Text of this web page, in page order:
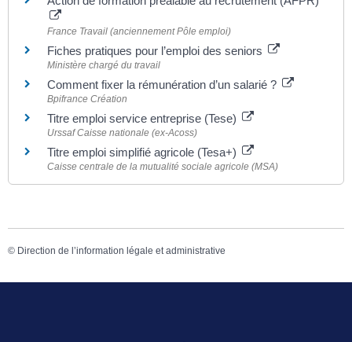
France Travail (anciennement Pôle emploi)
Fiches pratiques pour l’emploi des seniors
Ministère chargé du travail
Comment fixer la rémunération d’un salarié ?
Bpifrance Création
Titre emploi service entreprise (Tese)
Urssaf Caisse nationale (ex-Acoss)
Titre emploi simplifié agricole (Tesa+)
Caisse centrale de la mutualité sociale agricole (MSA)
© Direction de l’information légale et administrative